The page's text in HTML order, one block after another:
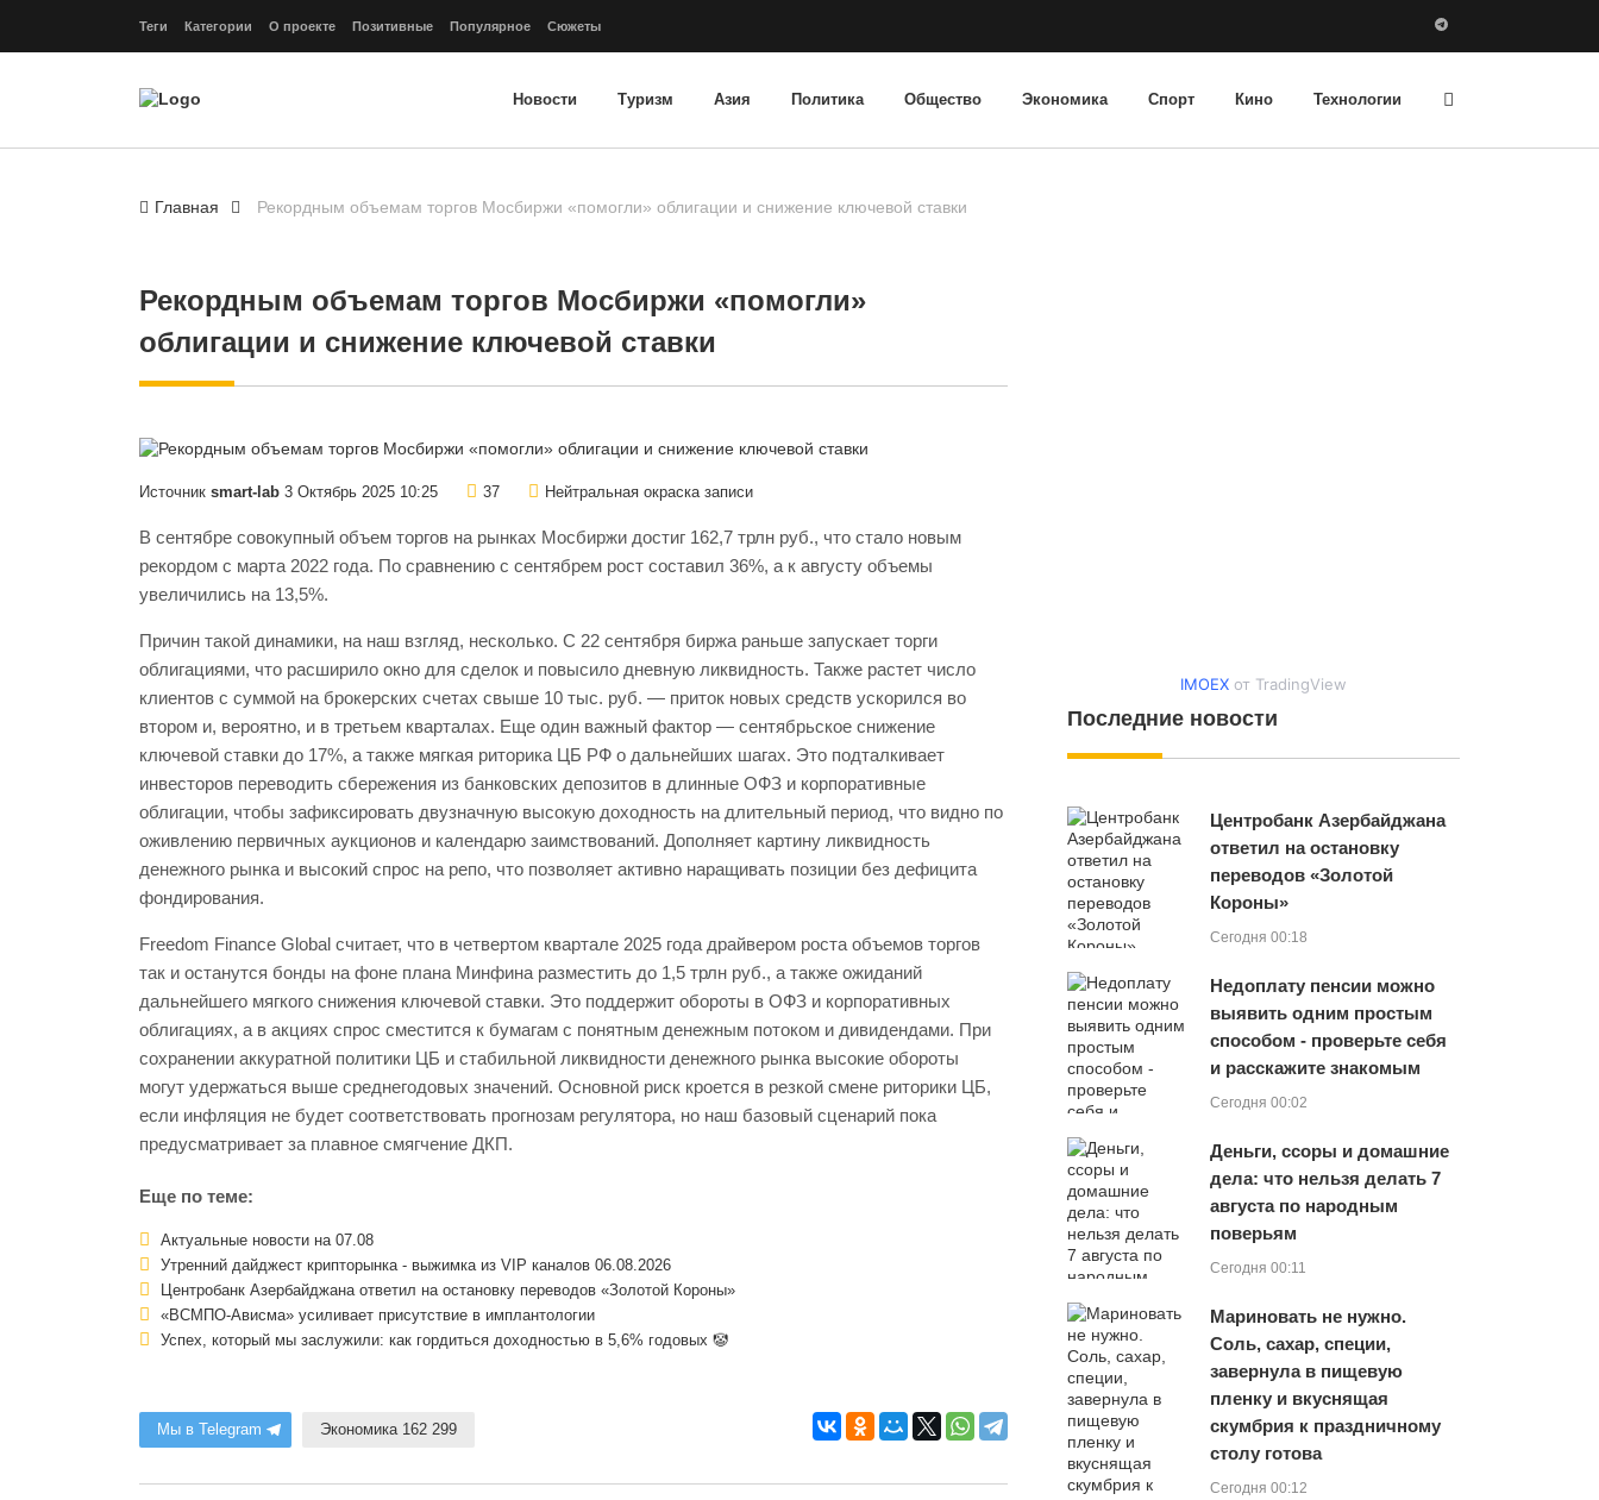
Теги Категории О проекте Позитивные Популярное Сюжеты
Новости Туризм Азия Политика Общество Экономика Спорт Кино Технологии
Главная Рекордным объемам торгов Мосбиржи «помогли» облигации и снижение ключевой ставки
Рекордным объемам торгов Мосбиржи «помогли»
облигации и снижение ключевой ставки
Источник smart-lab 3 Октябрь 2025 10:25 37 Нейтральная окраска записи
В сентябре совокупный объем торгов на рынках Мосбиржи достиг 162,7 трлн руб., что стало новым
рекордом с марта 2022 года. По сравнению с сентябрем рост составил 36%, а к августу объемы
увеличились на 13,5%.
Причин такой динамики, на наш взгляд, несколько. С 22 сентября биржа раньше запускает торги
облигациями, что расширило окно для сделок и повысило дневную ликвидность. Также растет число
клиентов с суммой на брокерских счетах свыше 10 тыс. руб. — приток новых средств ускорился во
втором и, вероятно, и в третьем кварталах. Еще один важный фактор — сентябрьское снижение
ключевой ставки до 17%, а также мягкая риторика ЦБ РФ о дальнейших шагах. Это подталкивает
инвесторов переводить сбережения из банковских депозитов в длинные ОФЗ и корпоративные
облигации, чтобы зафиксировать двузначную высокую доходность на длительный период, что видно по
оживлению первичных аукционов и календарю заимствований. Дополняет картину ликвидность
денежного рынка и высокий спрос на репо, что позволяет активно наращивать позиции без дефицита
фондирования.
Freedom Finance Global считает, что в четвертом квартале 2025 года драйвером роста объемов торгов
так и останутся бонды на фоне плана Минфина разместить до 1,5 трлн руб., а также ожиданий
дальнейшего мягкого снижения ключевой ставки. Это поддержит обороты в ОФЗ и корпоративных
облигациях, а в акциях спрос сместится к бумагам с понятным денежным потоком и дивидендами. При
сохранении аккуратной политики ЦБ и стабильной ликвидности денежного рынка высокие обороты
могут удержаться выше среднегодовых значений. Основной риск кроется в резкой смене риторики ЦБ,
если инфляция не будет соответствовать прогнозам регулятора, но наш базовый сценарий пока
предусматривает за плавное смягчение ДКП.
Еще по теме:
Актуальные новости на 07.08
Утренний дайджест крипторынка - выжимка из VIP каналов 06.08.2026
Центробанк Азербайджана ответил на остановку переводов «Золотой Короны»
«ВСМПО-Ависма» усиливает присутствие в имплантологии
Успех, который мы заслужили: как гордиться доходностью в 5,6% годовых 🤡
Мы в Telegram Экономика 162 299
IMOEX от TradingView
Последние новости
Центробанк Азербайджана
ответил на остановку
переводов «Золотой
Короны»
Сегодня 00:18
Недоплату пенсии можно
выявить одним простым
способом - проверьте себя
и расскажите знакомым
Сегодня 00:02
Деньги, ссоры и домашние
дела: что нельзя делать 7
августа по народным
поверьям
Сегодня 00:11
Мариновать не нужно.
Соль, сахар, специи,
завернула в пищевую
пленку и вкуснящая
скумбрия к праздничному
столу готова
Сегодня 00:12